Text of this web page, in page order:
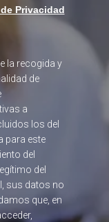
Privacidad
la recogida y
de
a
los del
para este
del
del
sus datos no
que, en